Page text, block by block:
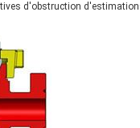
d'obstruction